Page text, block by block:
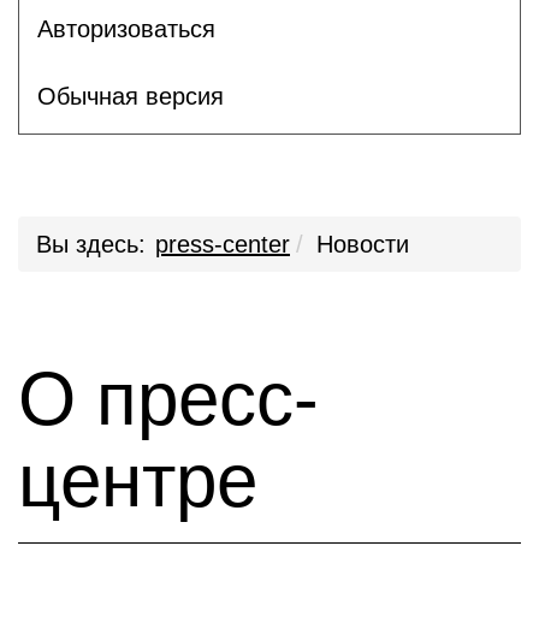
Авторизоваться
Обычная версия
Вы здесь: press-center Новости
О пресс-
центре